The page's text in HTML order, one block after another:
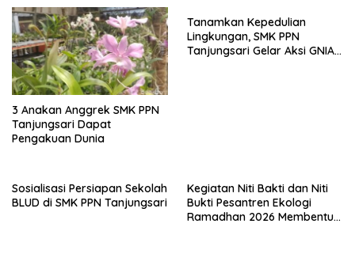
3 Anakan Anggrek SMK PPN
Tanjungsari Dapat
Pengakuan Dunia
Tanamkan Kepedulian
Lingkungan, SMK PPN
Tanjungsari Gelar Aksi GNIA
Sosialisasi Persiapan Sekolah
BLUD di SMK PPN Tanjungsari
Kegiatan Niti Bakti dan Niti
Bukti Pesantren Ekologi
Ramadhan 2026 Membentuk